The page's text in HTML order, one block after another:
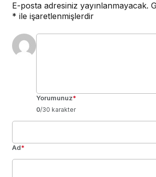
E-posta adresiniz yayınlanmayacak.
* ile işaretlenmişlerdir
Yorumunuz*
0/30 karakter
Ad*